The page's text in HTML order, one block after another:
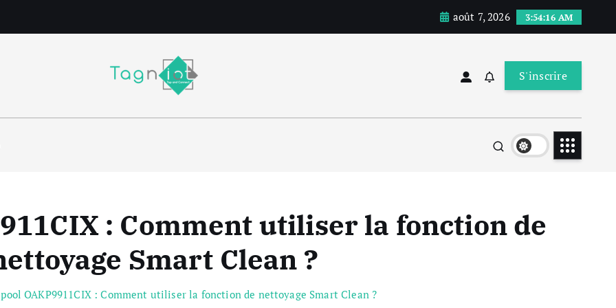
août 7, 2026 3:54:17 AM
S'inscrire
: Comment utiliser la fonction de
Smart Clean ?
OAKP9911CIX : Comment utiliser la fonction de nettoyage Smart Clean ?